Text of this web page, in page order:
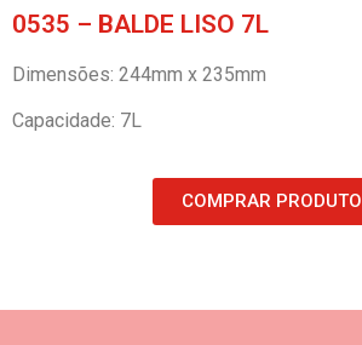
0535 – BALDE LISO 7L
Dimensões: 244mm x 235mm
Capacidade: 7L
COMPRAR PRODUTO